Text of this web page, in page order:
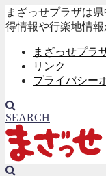
まざっせプラザは
得情報や行楽地情報
まざっせプラ
リンク
プライバシー
SEARCH